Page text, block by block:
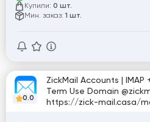
Купили: 0 шт.
Мин. заказ: 1 шт.
0.0
ZickMail Accounts |
Term Use Domain
https://zick-mail.casa/